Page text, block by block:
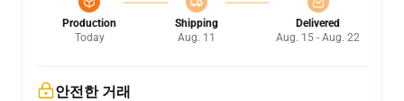
Production
Today
Shipping
Aug. 11
Delivered
Aug. 15 - Aug. 22
안전한 거래